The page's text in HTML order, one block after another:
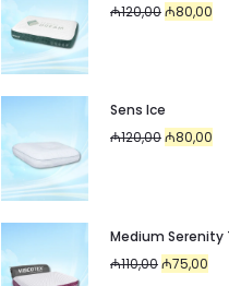
₼120,00₼80,00
Sens Ice
₼120,00₼80,00
Medium Serenity
₼110,00₼75,00